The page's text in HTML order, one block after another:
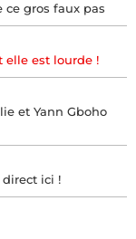
ce gros faux pas
elle est lourde !
et Yann Gboho
direct ici !